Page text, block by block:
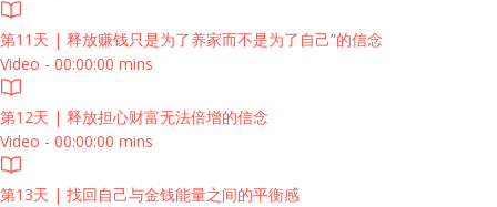
第11天 | 释放赚钱只是为了养家而不是为了自己”的信念
Video - 00:00:00 mins
第12天 | 释放担心财富无法倍增的信念
Video - 00:00:00 mins
第13天 | 找回自己与金钱能量之间的平衡感